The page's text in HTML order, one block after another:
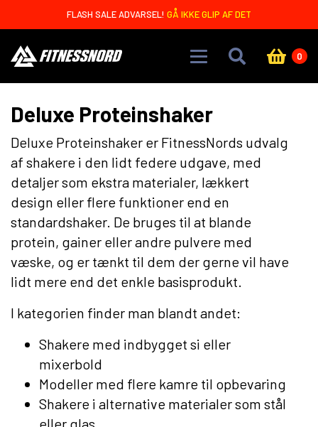
OREO BARS MED 20G PROTEIN - KUN 4,99 DKK 🤩
0
Deluxe Proteinshaker
Deluxe Proteinshaker er FitnessNords udvalg
af shakere i den lidt federe udgave, med
detaljer som ekstra materialer, lækkert
design eller flere funktioner end en
standardshaker. De bruges til at blande
protein, gainer eller andre pulvere med
væske, og er tænkt til dem der gerne vil have
lidt mere end det enkle basisprodukt.
I kategorien finder man blandt andet:
Shakere med indbygget si eller
mixerbold
Modeller med flere kamre til opbevaring
Shakere i alternative materialer som stål
eller glas